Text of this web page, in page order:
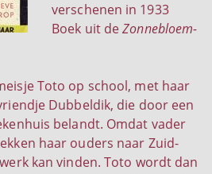
verschenen in 1933
Boek uit deZonnebloem-
Toto op school, met haar
Dubbeldik, die door een
belandt. Omdat vader
haar ouders naar Zuid-
kan vinden. Toto wordt dan